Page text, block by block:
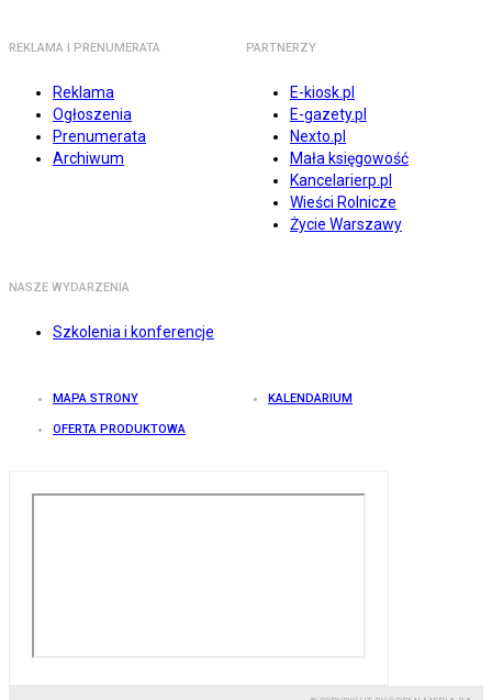
REKLAMA I PRENUMERATA
Reklama
Ogłoszenia
Prenumerata
Archiwum
PARTNERZY
E-kiosk.pl
E-gazety.pl
Nexto.pl
Mała księgowość
Kancelarierp.pl
Wieści Rolnicze
Życie Warszawy
NASZE WYDARZENIA
Szkolenia i konferencje
MAPA STRONY KALENDARIUM
OFERTA PRODUKTOWA